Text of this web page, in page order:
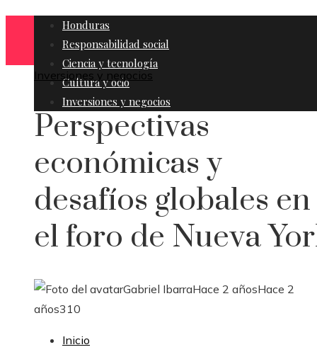
Honduras
Responsabilidad social
Ciencia y tecnología
Cultura y ocio
Inversiones y negocios
Inversiones y negocios
Perspectivas
económicas y
desafíos globales en
el foro de Nueva
Gabriel IbarraHace 2 añosHace 2
años310
Inicio